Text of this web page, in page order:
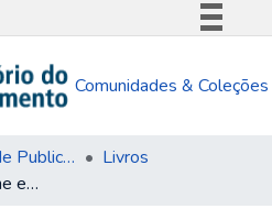
Comunica BR
Acesso à informação
Comunidades & Coleções
Navegar por Tipo de Publicação
Livros
Coping with change in the economy : new technologies, organisational innovation and economies of scale and scope in the Brazilian engineering industry